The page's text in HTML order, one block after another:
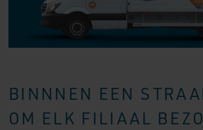
BINNNEN EEN
OM ELK FILIAAL